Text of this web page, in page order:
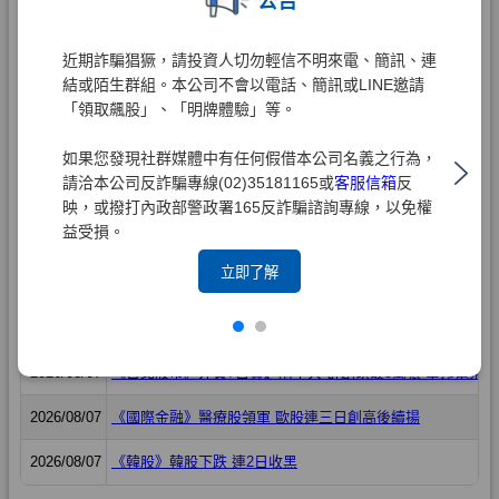
近期詐騙猖獗，請投資人切勿輕信不明來電、簡訊、連
結或陌生群組。本公司不會以電話、簡訊或LINE邀請
「領取飆股」、「明牌體驗」等。
如果您發現社群媒體中有任何假借本公司名義之行為，
請洽本公司反詐騙專線(02)35181165或客服信箱反
映，或撥打內政部警政署165反詐騙諮詢專線，以免權
益受損。
立即了解